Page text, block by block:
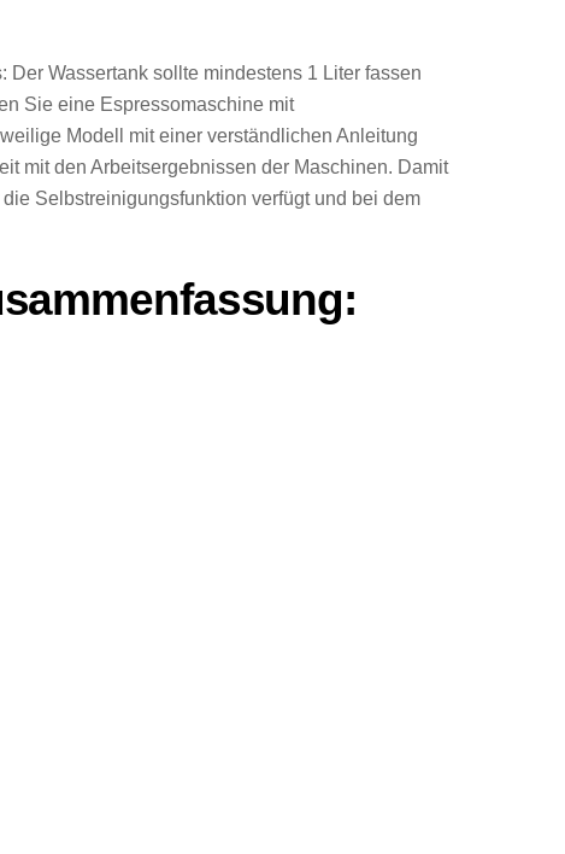
Wassertank sollte mindestens 1 Liter fassen
Sie eine Espressomaschine mit
Modell mit einer verständlichen Anleitung
mit den Arbeitsergebnissen der Maschinen. Damit
Selbstreinigungsfunktion verfügt und bei dem